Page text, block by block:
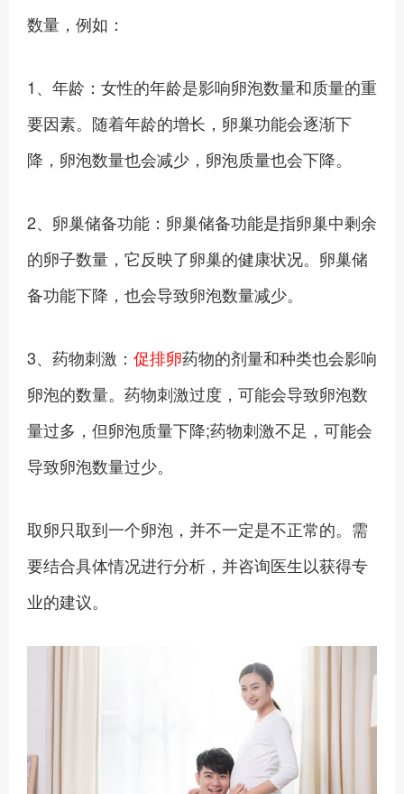
数量，例如：
1、年龄：女性的年龄是影响卵泡数量和质量的重
要因素。随着年龄的增长，卵巢功能会逐渐下
降，卵泡数量也会减少，卵泡质量也会下降。
2、卵巢储备功能：卵巢储备功能是指卵巢中剩余
的卵子数量，它反映了卵巢的健康状况。卵巢储
备功能下降，也会导致卵泡数量减少。
3、药物刺激： 促排卵药物的剂量和种类也会影响
卵泡的数量。药物刺激过度，可能会导致卵泡数
量过多，但卵泡质量下降;药物刺激不足，可能会
导致卵泡数量过少。
取卵只取到一个卵泡，并不一定是不正常的。需
要结合具体情况进行分析，并咨询医生以获得专
业的建议。